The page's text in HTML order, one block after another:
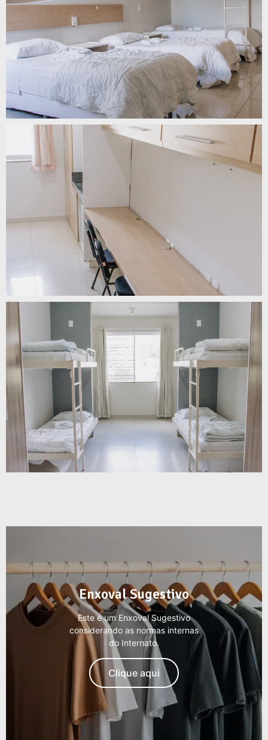
Enxoval Sugestivo​
Este é um Enxoval Sugestivo
considerando as normas internas
do Internato.
Clique aqui